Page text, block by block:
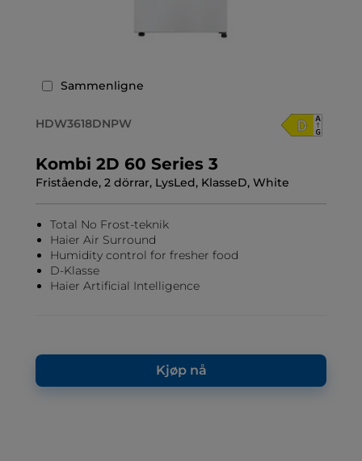
Sammenligne
HDW3618DNPW
Kombi 2D 60 Series 3
Fristående, 2 dörrar, LysLed, KlasseD, White
Total No Frost-teknik
Haier Air Surround
Humidity control for fresher food
D-Klasse
Haier Artificial Intelligence
Kjøp nå